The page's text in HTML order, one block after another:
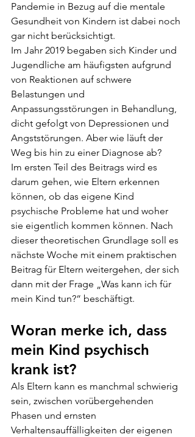
Pandemie in Bezug auf die mentale
Gesundheit von Kindern ist dabei noch
gar nicht berücksichtigt.
Im Jahr 2019 begaben sich Kinder und
Jugendliche am häufigsten aufgrund
von Reaktionen auf schwere
Belastungen und
Anpassungsstörungen in Behandlung,
dicht gefolgt von Depressionen und
Angststörungen. Aber wie läuft der
Weg bis hin zu einer Diagnose ab?
Im ersten Teil des Beitrags wird es
darum gehen, wie Eltern erkennen
können, ob das eigene Kind
psychische Probleme hat und woher
sie eigentlich kommen können. Nach
dieser theoretischen Grundlage soll es
nächste Woche mit einem praktischen
Beitrag für Eltern weitergehen, der sich
dann mit der Frage „Was kann ich für
mein Kind tun?“ beschäftigt.
Woran merke ich, dass
mein Kind psychisch
krank ist?
Als Eltern kann es manchmal schwierig
sein, zwischen vorübergehenden
Phasen und ernsten
Verhaltensauffälligkeiten der eigenen